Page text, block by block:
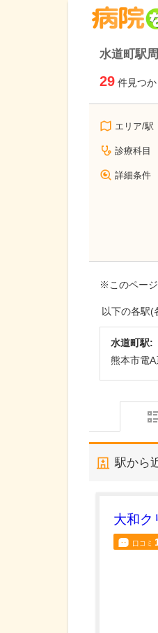
水道町駅
29 件見つ
エリア/駅
診療科目
詳細条件
※このペー
以下の各駅(
水道町駅:
熊本市電
駅から
大和ク
口コミ